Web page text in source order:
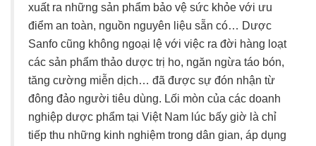
xuất ra những sản phẩm bảo vệ sức khỏe với ưu
điểm an toàn, nguồn nguyên liệu sẵn có… Dược
Sanfo cũng không ngoại lệ với việc ra đời hàng loạt
các sản phẩm thảo dược trị ho, ngăn ngừa táo bón,
tăng cường miễn dịch… đã được sự đón nhận từ
đông đảo người tiêu dùng. Lối mòn của các doanh
nghiệp dược phẩm tại Việt Nam lúc bấy giờ là chỉ
tiếp thu những kinh nghiệm trong dân gian, áp dụng